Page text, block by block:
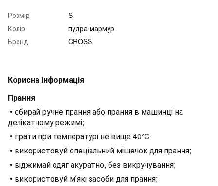
Розмір
S
Колір
пудра мармур
Бренд
CROSS
Корисна інформація
Прання
• обирай ручне прання або прання в машинці на
делікатному режимі;
• прати при температурі не вище 40°С
• використовуй спеціальний мішечок для прання;
• віджимай одяг акуратно, без викручування;
• використовуй мʼякі засоби для прання;